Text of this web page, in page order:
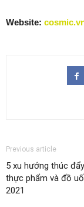
Website:
Previous article
5 xu hướng thúc
thực phẩm và đồ
2021